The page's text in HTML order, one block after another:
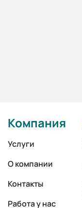
Компания
Услуги
О компании
Контакты
Работа у нас